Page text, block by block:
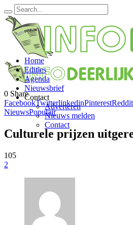
Home
Edities
Agenda
Nieuwsbrief
Contact
Adverteren
Nieuws melden
Contact
0 Share
FacebookTwitterlinkedinPinterestReddit
NieuwsPopulair
Culturele prijzen
105
2